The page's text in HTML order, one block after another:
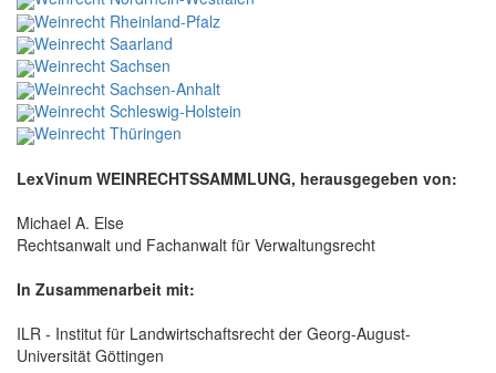
Weinrecht Rheinland-Pfalz
Weinrecht Saarland
Weinrecht Sachsen
Weinrecht Sachsen-Anhalt
Weinrecht Schleswig-Holstein
Weinrecht Thüringen
LexVinum WEINRECHTSSAMMLUNG, herausgegeben von:
Michael A. Else
Rechtsanwalt und Fachanwalt für Verwaltungsrecht
In Zusammenarbeit mit:
ILR - Institut für Landwirtschaftsrecht der Georg-August-
Universität Göttingen